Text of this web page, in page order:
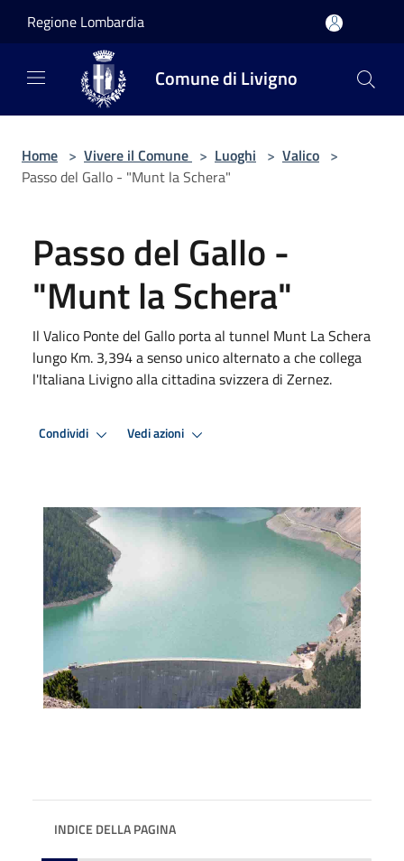
Regione Lombardia
Comune di Livigno
Home > Vivere il Comune > Luoghi > Valico >
Passo del Gallo - "Munt la Schera"
Passo del Gallo -
"Munt la Schera"
Il Valico Ponte del Gallo porta al tunnel Munt La Schera
lungo Km. 3,394 a senso unico alternato a che collega
l'Italiana Livigno alla cittadina svizzera di Zernez.
Condividi Vedi azioni
INDICE DELLA PAGINA